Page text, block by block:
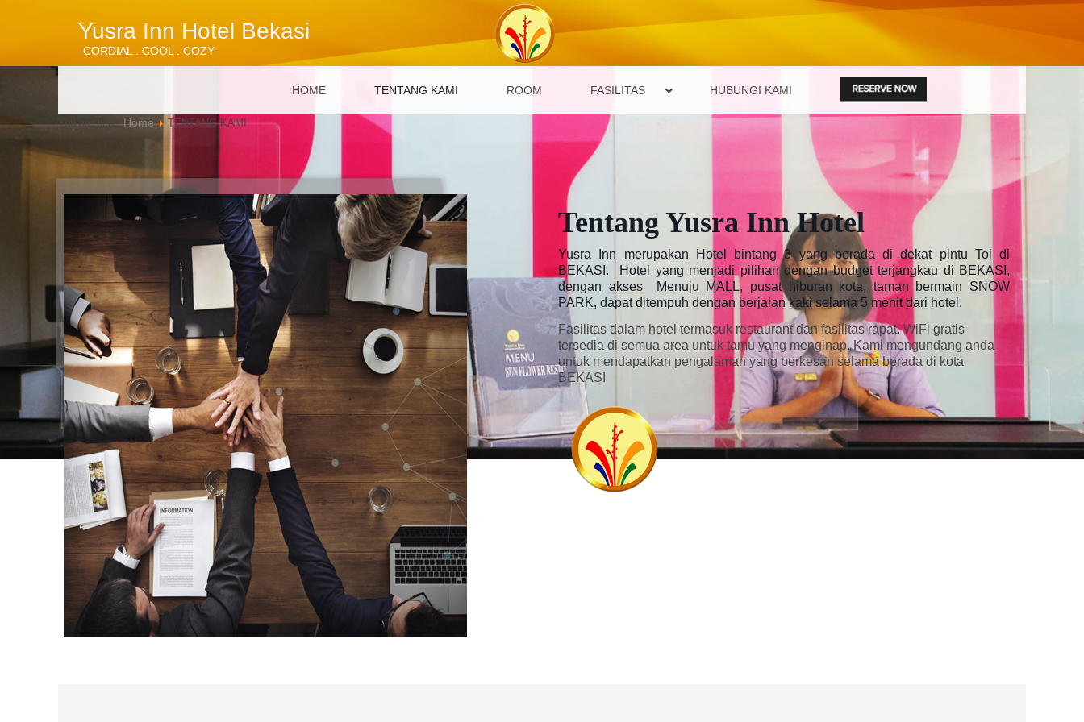
Yusra Inn Hotel Bekasi
CORDIAL . COOL . COZY
HOME TENTANG KAMI ROOM FASILITAS HUBUNGI KAMI
You are here:Home TENTANG KAMI
Tentang Yusra Inn Hotel
Yusra Inn merupakan Hotel bintang 3 yang berada di dekat pintu Tol di
BEKASI. Hotel yang menjadi pilihan dengan budget terjangkau di BEKASI,
dengan akses Menuju MALL, pusat hiburan kota, taman bermain SNOW
PARK, dapat ditempuh dengan berjalan kaki selama 5 menit dari hotel.
Fasilitas dalam hotel termasuk restaurant dan fasilitas rapat. WiFi gratis
tersedia di semua area untuk tamu yang menginap. Kami mengundang anda
untuk mendapatkan pengalaman yang berkesan selama berada di kota
BEKASI